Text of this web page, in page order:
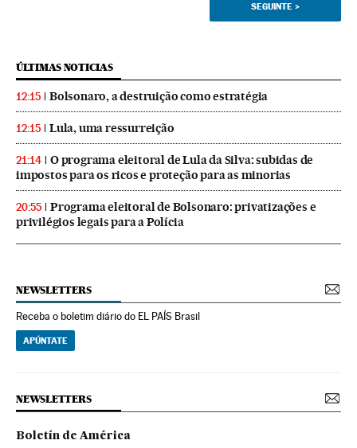
SEGUINTE >
ÚLTIMAS NOTICIAS
12:15 Bolsonaro, a destruição como estratégia
12:15 Lula, uma ressurreição
21:14
O programa eleitoral de Lula da Silva: subidas de
impostos para os ricos e proteção para as minorias
20:55
Programa eleitoral de Bolsonaro: privatizações e
privilégios legais para a Polícia
NEWSLETTERS
Receba o boletim diário do EL PAÍS Brasil
APÚNTATE
NEWSLETTERS
Boletín de América